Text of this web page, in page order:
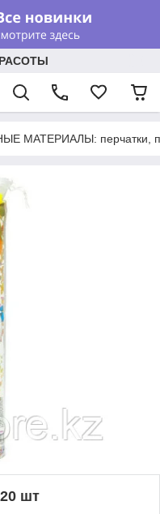
МАТЕРИАЛЫ: перчатки,
шт